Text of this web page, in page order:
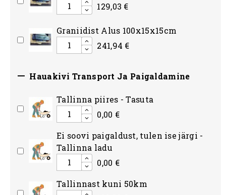
129,03 €
Graniidist Alus 100x15x15cm
241,94 €
 Hauakivi Transport Ja Paigaldamine
Tallinna piires - Tasuta
0,00 €
Ei soovi paigaldust, tulen ise järgi -
Tallinna ladu
0,00 €
Tallinnast kuni 50km